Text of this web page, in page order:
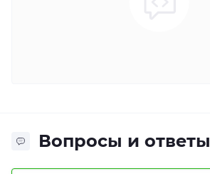
Вопросы и ответы